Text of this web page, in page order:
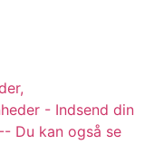
- Indsend din
Du kan også se